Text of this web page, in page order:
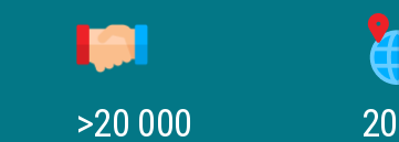
>20 000 20